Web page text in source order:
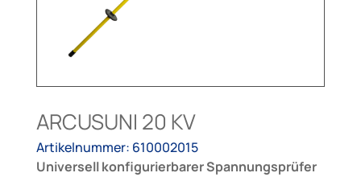
ARCUSUNI 20 KV
Artikelnummer: 610002015
Universell konfigurierbarer Spannungsprüfer